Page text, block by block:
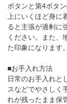
ボタンと第4ボタ
上にいくほど身
ると主張が過剰に
ください。また、
た印象になります。
■お手入れ方法
日常のお手入れと
スなどでやさしく
れが残ったまま保